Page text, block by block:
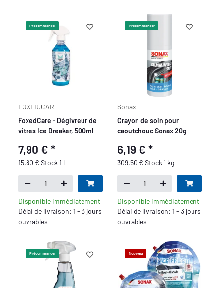
Précommander
FOXED.CARE
FoxedCare - Dégivreur de
vitres Ice Breaker, 500ml
7,90 €*
15,80 € Stock 1 l
Disponible immédiatement
Délai de livraison: 1 - 3 jours
ouvrables
Précommander
Sonax
Crayon de soin pour
caoutchouc Sonax 20g
6,19 € *
309,50 € Stock 1 kg
Disponible immédiatement
Délai de livraison: 1 - 3 jours
ouvrables
Précommander Nouveau